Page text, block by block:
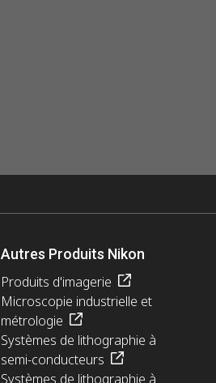
Autres Produits Nikon
Produits d'imagerie
Microscopie industrielle et
métrologie
Systèmes de lithographie à
semi-conducteurs
Systèmes de lithographie à